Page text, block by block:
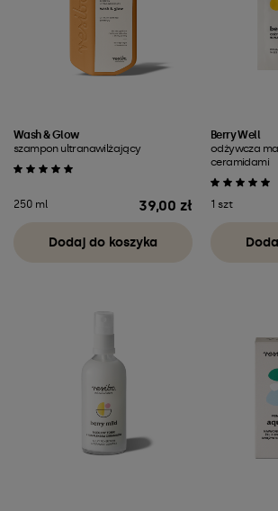
Wash & Glow
szampon ultranawilżający
250 ml 39,00 zł
Dodaj do koszyka
Berry Well
odżywcza
ceramidami
1 szt